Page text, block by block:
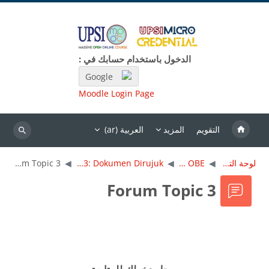
الدخول باستخدام حسابك في :
Google
Moodle Login Page
التقويم المزيد العربية ‎(ar)‎
بحث
لوحة التحكم MC OBE
Topik 3: Dokumen Dirujuk
Forum Topic 3
Forum Topic 3